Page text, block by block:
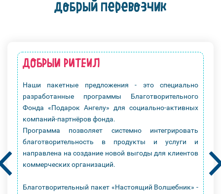
добрый перевозчик
ДОБРЫЙ РИТЕЙЛ
Наши пакетные предложения - это специально
разработанные программы Благотворительного
Фонда «Подарок Ангелу» для социально-активных
компаний-партнёров фонда.
Программа позволяет системно интегрировать
благотворительность в продукты и услуги и
направлена на создание новой выгоды для клиентов
коммерческих организаций.
Благотворительный пакет «Настоящий Волшебник» -